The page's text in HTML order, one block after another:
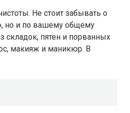
Не стоит забывать о
но и по вашему общему
пятен и порванных
макияж и маникюр. В